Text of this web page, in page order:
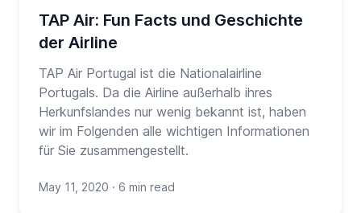
TAP Air: Fun Facts und Geschichte
der Airline
TAP Air Portugal ist die Nationalairline
Portugals. Da die Airline außerhalb ihres
Herkunfslandes nur wenig bekannt ist, haben
wir im Folgenden alle wichtigen Informationen
für Sie zusammengestellt.
May 11, 2020 · 6 min read